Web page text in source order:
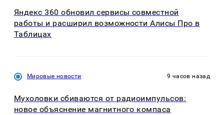
Яндекс 360 обновил сервисы совместной
работы и расширил возможности Алисы Про в
Таблицах
Мировые новости 9 часов назад
Мухоловки сбиваются от радиоимпульсов:
новое объяснение магнитного компаса